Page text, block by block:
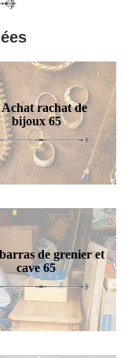
Achat rachat de
bijoux 65
de grenier et
cave 65